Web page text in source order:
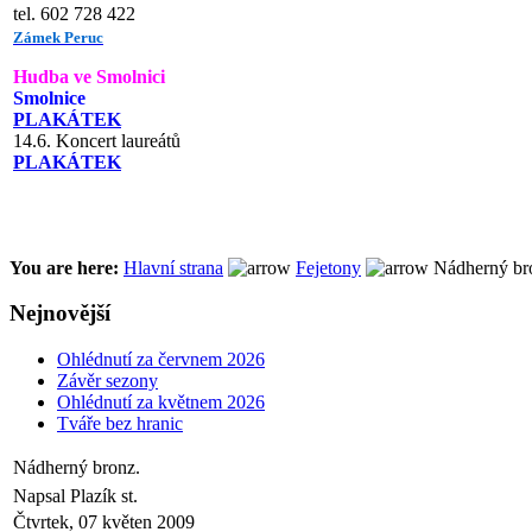
tel. 602 728 422
Zámek Peruc
Hudba ve Smolnici
Smolnice
PLAKÁTEK
14.6. Koncert laureátů
PLAKÁTEK
You are here: Hlavní strana Fejetony Nádherný
Nejnovější
Ohlédnutí za červnem 2026
Závěr sezony
Ohlédnutí za květnem 2026
Tváře bez hranic
Nádherný bronz.
Napsal Plazík st.
Čtvrtek, 07 květen 2009